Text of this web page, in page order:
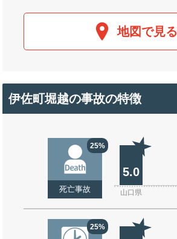
地図で見る
伊佐町堀越の事故の特徴
25%
死亡事故
5.0
山口県
25%